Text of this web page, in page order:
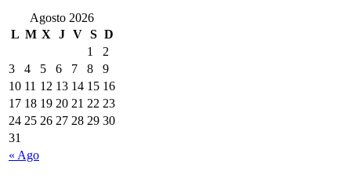
Agosto 2026
L M X J V S D
« Ago
1
2
3
4 5 6 7 8
9
10 11 12 13 14 15 16
17 18 19 20 21 22 23
24 25 26 27 28 29 30
31